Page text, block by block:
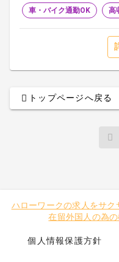
車・バイク通勤OK 高
トップページへ戻る
ハローワークの求人をサク
在留外国人の為
個人情報保護方針